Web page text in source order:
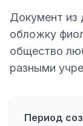
Документ из
обложку
общество
разными
Период